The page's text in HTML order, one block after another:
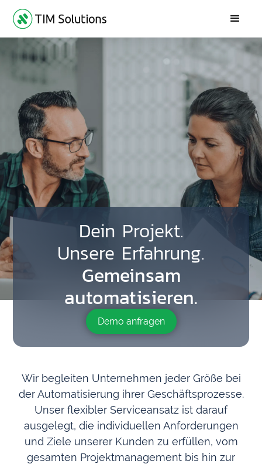
Dein Projekt.
Unsere Erfahrung.
Gemeinsam
automatisieren.
Demo anfragen
Wir begleiten Unternehmen jeder Größe bei
der Automatisierung ihrer Geschäftsprozesse.
Unser flexibler Serviceansatz ist darauf
ausgelegt, die individuellen Anforderungen
und Ziele unserer Kunden zu erfüllen, vom
gesamten Projektmanagement bis hin zur